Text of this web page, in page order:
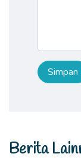
Berita